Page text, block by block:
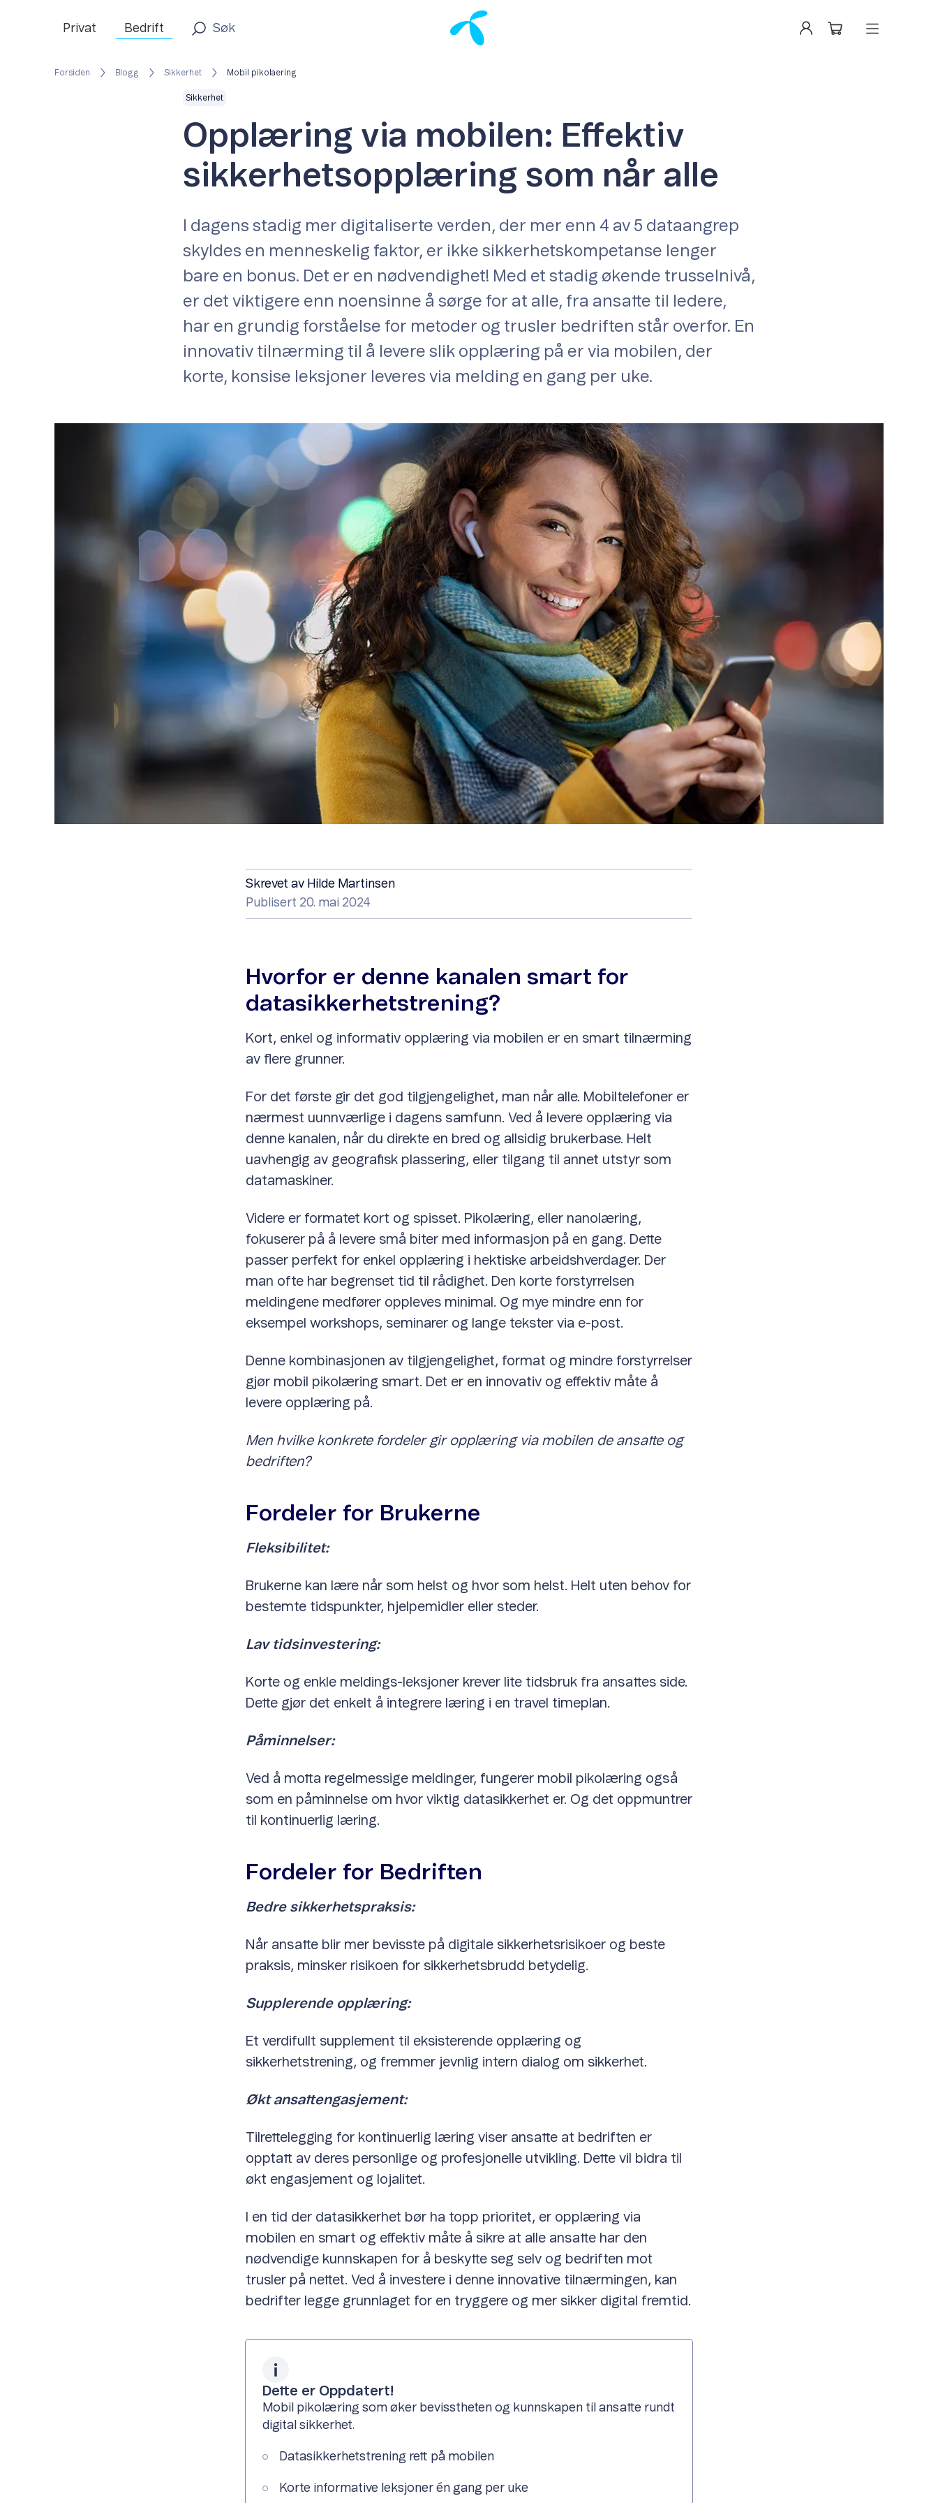
Privat Bedrift
Forsiden Blogg Sikkerhet Mobil pikolaering
Sikkerhet
Opplæring via mobilen: Effektiv
sikkerhetsopplæring som når alle
I dagens stadig mer digitaliserte verden, der mer enn 4 av 5 dataangrep
skyldes en menneskelig faktor, er ikke sikkerhetskompetanse lenger
bare en bonus. Det er en nødvendighet! Med et stadig økende trusselnivå,
er det viktigere enn noensinne å sørge for at alle, fra ansatte til ledere,
har en grundig forståelse for metoder og trusler bedriften står overfor. En
innovativ tilnærming til å levere slik opplæring på er via mobilen, der
korte, konsise leksjoner leveres via melding en gang per uke.
Skrevet av Hilde Martinsen
Publisert 20. mai 2024
Hvorfor er denne kanalen smart for
datasikkerhetstrening?
Kort, enkel og informativ opplæring via mobilen er en smart tilnærming
av flere grunner.
For det første gir det god tilgjengelighet, man når alle. Mobiltelefoner er
nærmest uunnværlige i dagens samfunn. Ved å levere opplæring via
denne kanalen, når du direkte en bred og allsidig brukerbase. Helt
uavhengig av geografisk plassering, eller tilgang til annet utstyr som
datamaskiner.
Videre er formatet kort og spisset. Pikolæring, eller nanolæring,
fokuserer på å levere små biter med informasjon på en gang. Dette
passer perfekt for enkel opplæring i hektiske arbeidshverdager. Der
man ofte har begrenset tid til rådighet. Den korte forstyrrelsen
meldingene medfører oppleves minimal. Og mye mindre enn for
eksempel workshops, seminarer og lange tekster via e-post.
Denne kombinasjonen av tilgjengelighet, format og mindre forstyrrelser
gjør mobil pikolæring smart. Det er en innovativ og effektiv måte å
levere opplæring på.
Men hvilke konkrete fordeler gir opplæring via mobilen de ansatte og
bedriften?
Fordeler for Brukerne
Fleksibilitet:
Brukerne kan lære når som helst og hvor som helst. Helt uten behov for
bestemte tidspunkter, hjelpemidler eller steder.
Lav tidsinvestering:
Korte og enkle meldings-leksjoner krever lite tidsbruk fra ansattes side.
Dette gjør det enkelt å integrere læring i en travel timeplan.
Påminnelser:
Ved å motta regelmessige meldinger, fungerer mobil pikolæring også
som en påminnelse om hvor viktig datasikkerhet er. Og det oppmuntrer
til kontinuerlig læring.
Fordeler for Bedriften
Bedre sikkerhetspraksis:
Når ansatte blir mer bevisste på digitale sikkerhetsrisikoer og beste
praksis, minsker risikoen for sikkerhetsbrudd betydelig.
Supplerende opplæring:
Et verdifullt supplement til eksisterende opplæring og
sikkerhetstrening, og fremmer jevnlig intern dialog om sikkerhet.
Økt ansattengasjement:
Tilrettelegging for kontinuerlig læring viser ansatte at bedriften er
opptatt av deres personlige og profesjonelle utvikling. Dette vil bidra til
økt engasjement og lojalitet.
I en tid der datasikkerhet bør ha topp prioritet, er opplæring via
mobilen en smart og effektiv måte å sikre at alle ansatte har den
nødvendige kunnskapen for å beskytte seg selv og bedriften mot
trusler på nettet. Ved å investere i denne innovative tilnærmingen, kan
bedrifter legge grunnlaget for en tryggere og mer sikker digital fremtid.
Dette er Oppdatert!
Mobil pikolæring som øker bevisstheten og kunnskapen til ansatte rundt
digital sikkerhet.
Datasikkerhetstrening rett på mobilen
Korte informative leksjoner én gang per uke